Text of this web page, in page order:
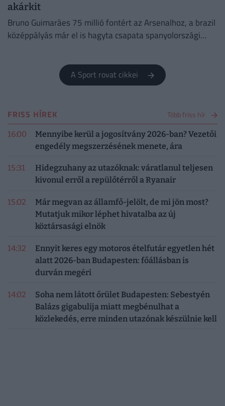
akárkit
Bruno Guimarães 75 millió fontért az Arsenalhoz, a brazil
középpályás már el is hagyta csapata spanyolországi
A Sport rovat cikkei
FRISS HÍREK Több friss hír
16:00
Mennyibe kerül a jogosítvány 2026-ban? Vezetői
engedély megszerzésének menete, ára
15:31
Hidegzuhany az utazóknak: váratlanul teljesen
kivonul erről a repülőtérről a Ryanair
15:02
Már megvan az államfő-jelölt, de mi jön most?
Mutatjuk mikor léphet hivatalba az új
köztársasági elnök
14:32
Ennyit keres egy motoros ételfutár egyetlen hét
alatt 2026-ban Budapesten: főállásban is
durván megéri
14:02
Soha nem látott őrület Budapesten: Sebestyén
Balázs gigabulija miatt megbénulhat a
közlekedés, erre minden utazónak készülnie kell